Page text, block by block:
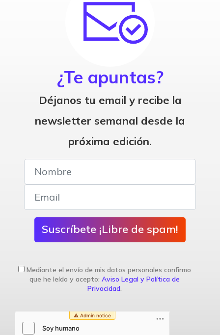
¿Te apuntas?
Déjanos tu email y recibe la
newsletter semanal desde la
próxima edición.
Suscríbete ¡Libre de spam!
Mediante el envío de mis datos personales confirmo
que he leído y acepto: Aviso Legal y Política de
Privacidad